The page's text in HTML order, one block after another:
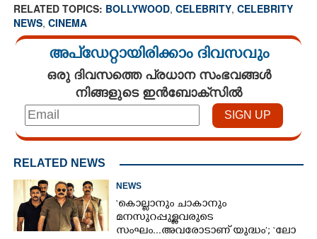
RELATED TOPICS: BOLLYWOOD, CELEBRITY, CELEBRITY
NEWS, CINEMA
അപ്ഡേറ്റായിരിക്കാം ദിവസവും
ഒരു ദിവസത്തെ പ്രധാന സംഭവങ്ങൾ
നിങ്ങളുടെ ഇൻബോക്സിൽ
RELATED NEWS
NEWS
‘കൊല്ലാനും ചാകാനും
മനസുറപ്പുള്ളവരുടെ
സംഘം...അവരോടാണ് യുദ്ധം’; ‘ലോ